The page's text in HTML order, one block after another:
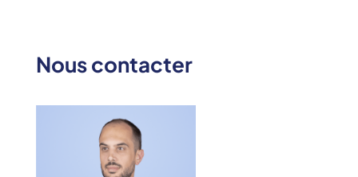
Nous contacter